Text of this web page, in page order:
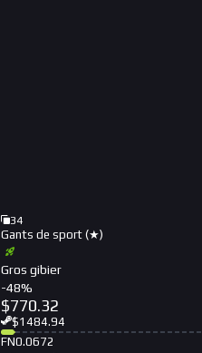
34
Gants de sport (★)
Gros gibier
-48%
$770.32
$1484.94
FN0.0672